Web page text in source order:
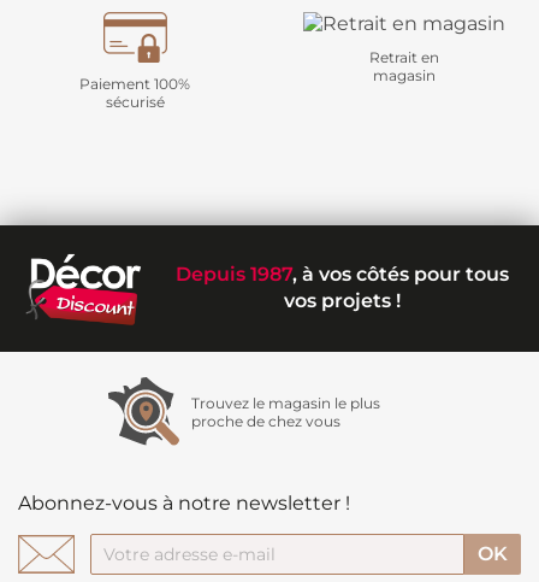
Paiement 100%
sécurisé
Retrait en
magasin
Depuis 1987, à vos côtés pour tous
vos projets !
Trouvez le magasin le plus
proche de chez vous
Abonnez-vous à notre newsletter !